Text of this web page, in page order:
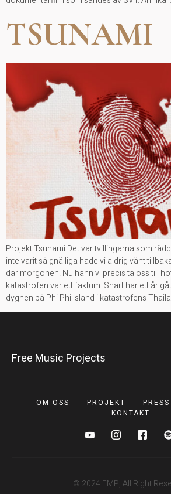
TSUNAMI
Projekt Tsunami Det var tvillingarna som
inte varit så gnälliga hade vi aldrig vänt
där morgonen. Nu hann vi precis ta oss till
katastrofen var ett faktum. Snart har ett år
dygnen på Phi Phi Island i katastrofens
Free Music Projects
OM OSS PROJEKT PRESS
KONTAKT
© 2024 FMP, All Right